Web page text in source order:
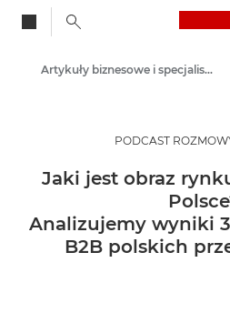
Rozwiązania i usługi
Baza wiedzy
Artykuły biznesowe i specjalistyczne
PODCAST
Jaki jest obraz
Analizujemy wyniki
B2B polskich